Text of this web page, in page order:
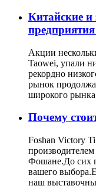
Китайские и
Акции
Taowei, упали
рекордно
рынок
широкого
Почему
Foshan Victory
Фошане.До сих
вашего
наш